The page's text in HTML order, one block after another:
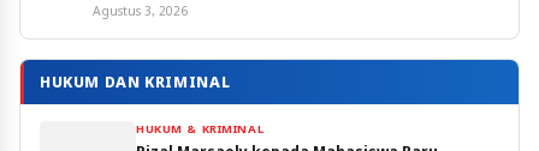
Agustus 3, 2026
HUKUM DAN KRIMINAL
HUKUM & KRIMINAL